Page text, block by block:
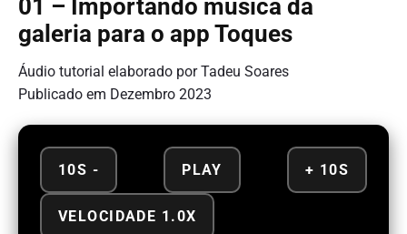
01 – Importando música da
galeria para o app Toques
Áudio tutorial elaborado por Tadeu Soares
Publicado em Dezembro 2023
10S - PLAY + 10S
VELOCIDADE 1.0X